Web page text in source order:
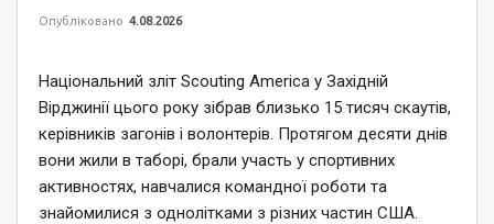
Опубліковано 4.08.2026
Національний зліт Scouting America у Західній
Вірджинії цього року зібрав близько 15 тисяч скаутів,
керівників загонів і волонтерів. Протягом десяти днів
вони жили в таборі, брали участь у спортивних
активностях, навчалися командної роботи та
знайомилися з однолітками з різних частин США.